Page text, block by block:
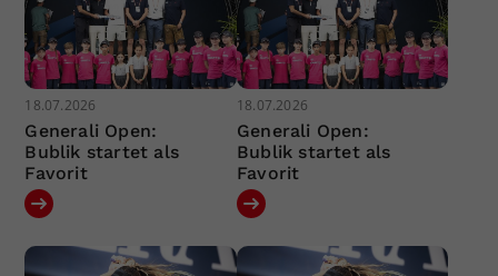
18.07.2026
Generali Open:
Bublik startet als
Favorit
18.07.2026
Generali Open:
Bublik startet als
Favorit